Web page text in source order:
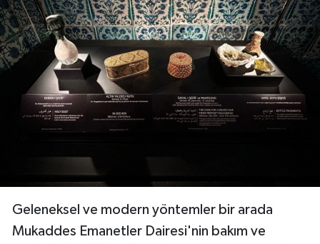
Geleneksel ve modern yöntemler bir arada
Mukaddes Emanetler Dairesi'nin bakım ve